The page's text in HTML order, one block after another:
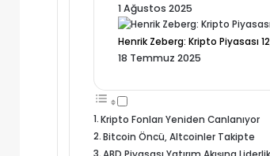
1 Ağustos 2025
Henrik Zeberg: Kripto Piyasası
18 Temmuz 2025
Kripto Fonları Yeniden Canlanıyor
Bitcoin Öncü, Altcoinler Takipte